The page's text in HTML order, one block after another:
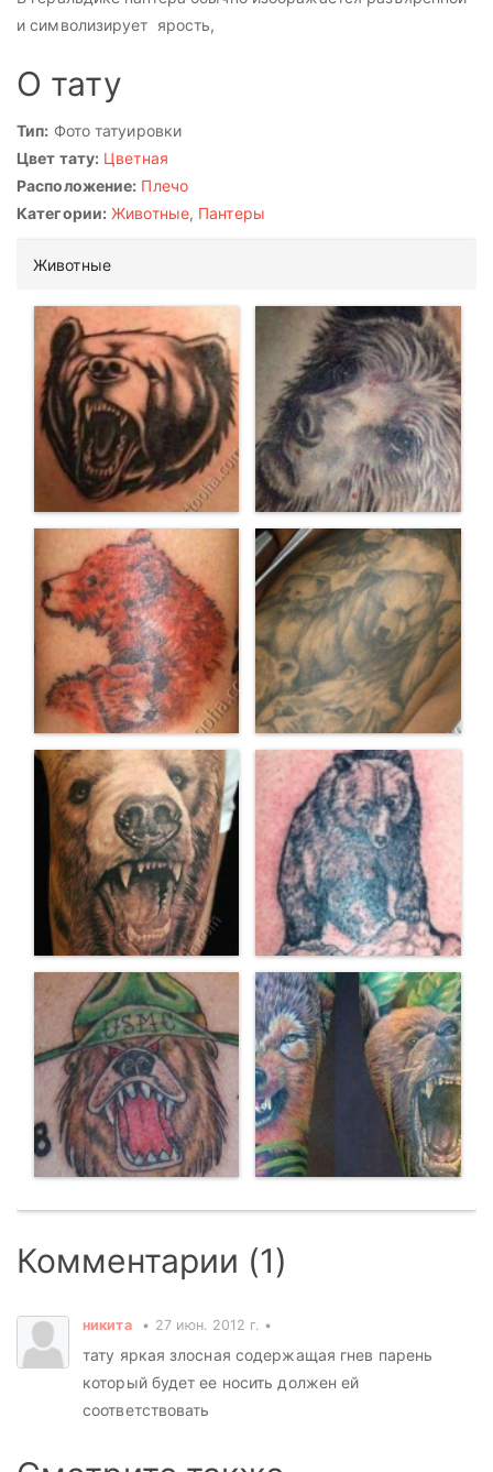
и символизирует ярость,
О тату
Тип: Фото татуировки
Цвет тату: Цветная
Расположение: Плечо
Категории: Животные, Пантеры
Животные
Комментарии (1)
никита 27 июн. 2012 г.
тату яркая злосная содержащая гнев парень
который будет ее носить должен ей
соответствовать